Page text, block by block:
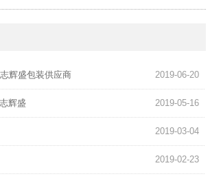
辉盛包装供应商 2019-06-20
辉盛 2019-05-16
2019-03-04
2019-02-23